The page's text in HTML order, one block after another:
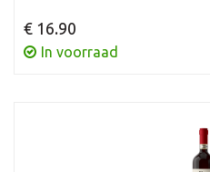
€ 16.90
In voorraad